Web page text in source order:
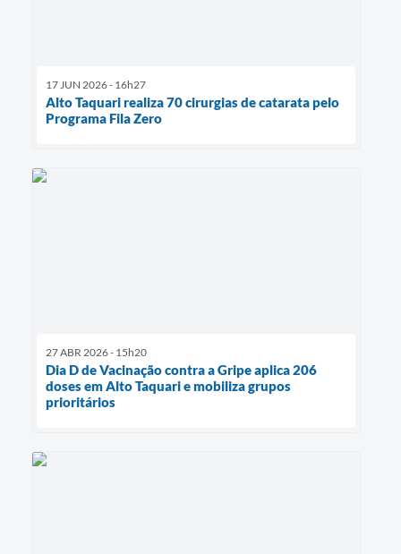
17 JUN 2026 - 16h27
Alto Taquari realiza 70 cirurgias de catarata pelo
Programa Fila Zero
27 ABR 2026 - 15h20
Dia D de Vacinação contra a Gripe aplica 206
doses em Alto Taquari e mobiliza grupos
prioritários